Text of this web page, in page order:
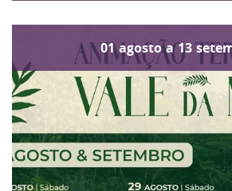
01 agosto a 13